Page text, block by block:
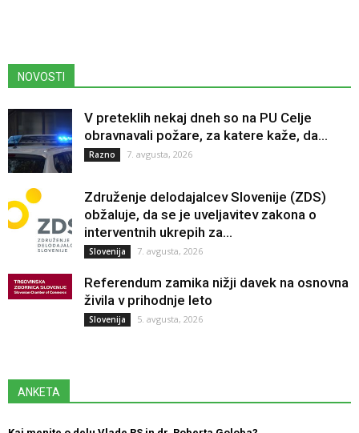
NOVOSTI
V preteklih nekaj dneh so na PU Celje
obravnavali požare, za katere kaže, da...
Razno 7. avgusta, 2026
Združenje delodajalcev Slovenije (ZDS)
obžaluje, da se je uveljavitev zakona o
interventnih ukrepih za...
Slovenija 7. avgusta, 2026
Referendum zamika nižji davek na osnovna
živila v prihodnje leto
Slovenija 5. avgusta, 2026
ANKETA